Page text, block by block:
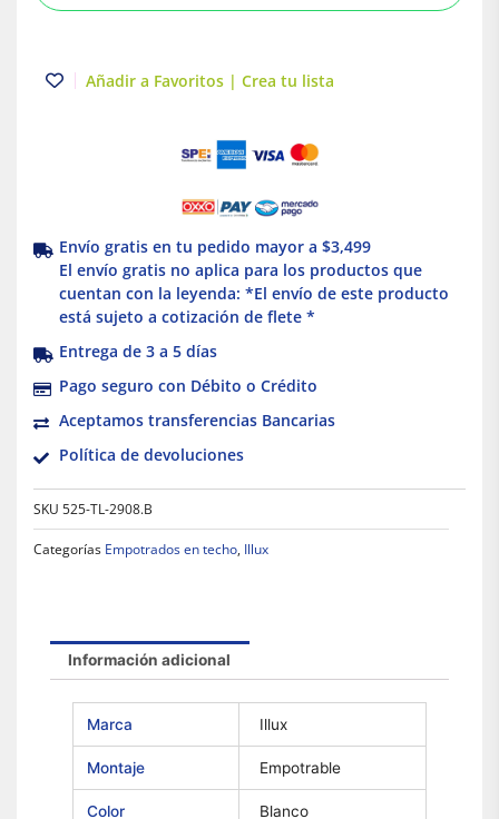
Illux
Añadir a Favoritos | Crea tu lista
Envío gratis en tu pedido mayor a $3,499
El envío gratis no aplica para los productos que
cuentan con la leyenda: *El envío de este producto
está sujeto a cotización de flete *
Entrega de 3 a 5 días
Pago seguro con Débito o Crédito
Aceptamos transferencias Bancarias
Política de devoluciones
SKU 525-TL-2908.B
Categorías Empotrados en techo, Illux
Información adicional
Marca Illux
Montaje Empotrable
Color Blanco